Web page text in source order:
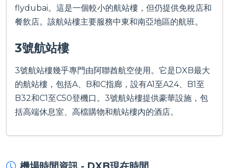
flydubai。這是一個較小的航站樓，但仍提供免稅店和
餐飲店。該航站樓主要服務中東和南亞地區的航班。
3號航站樓
3號航站樓幾乎專門由阿聯酋航空使用。它是DXB最大
的航站樓，包括A、B和C指廊，設有A1至A24、B1至
B32和C1至C50登機口。3號航站樓提供豪華設施，包
括高端休息室、高檔購物和航站樓內的酒店。